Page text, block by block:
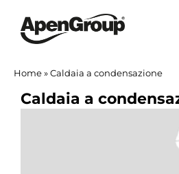
contenuto
Home»Caldaia a condensazione
Caldaia a